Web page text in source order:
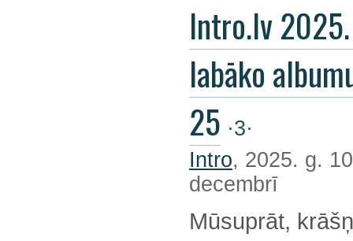
Intro.lv
labāko
25 ·3·
Intro, 2025. g.
decembrī
Mūsuprāt,